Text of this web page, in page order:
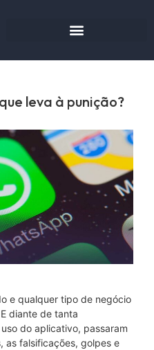
leva à punição?
e qualquer tipo de negócio
diante de tanta
do aplicativo, passaram
as falsificações, golpes e